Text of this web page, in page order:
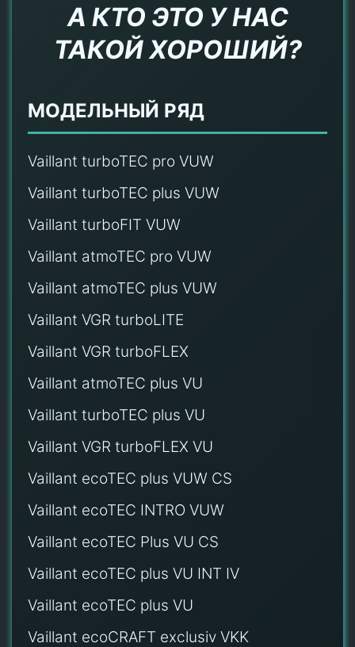
А КТО ЭТО У НАС
ТАКОЙ ХОРОШИЙ?
МОДЕЛЬНЫЙ РЯД
Vaillant turboTEC pro VUW
Vaillant turboTEC plus VUW
Vaillant turboFIT VUW
Vaillant atmoTEC pro VUW
Vaillant atmoTEC plus VUW
Vaillant VGR turboLITE
Vaillant VGR turboFLEX
Vaillant atmoTEC plus VU
Vaillant turboTEC plus VU
Vaillant VGR turboFLEX VU
Vaillant ecoTEC plus VUW CS
Vaillant ecoTEC INTRO VUW
Vaillant ecoTEC Plus VU CS
Vaillant ecoTEC plus VU INT IV
Vaillant ecoTEC plus VU
Vaillant ecoCRAFT exclusiv VKK